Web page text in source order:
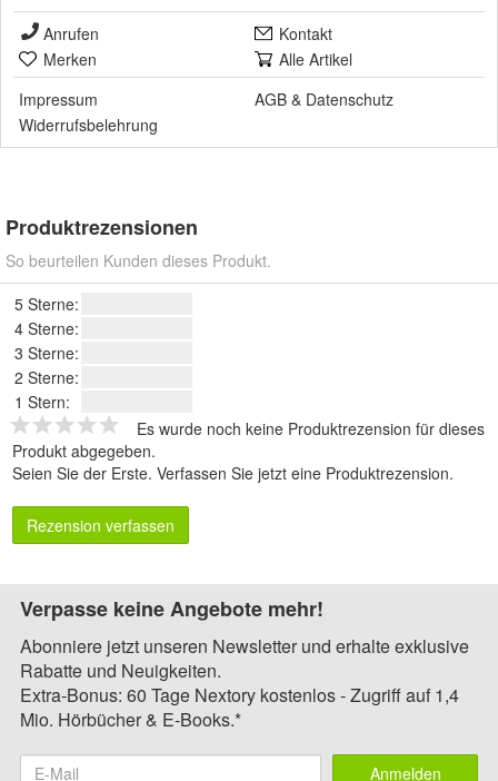
Anrufen
Kontakt
Merken
Alle Artikel
Impressum
AGB & Datenschutz
Widerrufsbelehrung
Produktrezensionen
So beurteilen Kunden dieses Produkt.
5 Sterne:
4 Sterne:
3 Sterne:
2 Sterne:
1 Stern:
Es wurde noch keine Produktrezension für dieses
Produkt abgegeben.
Seien Sie der Erste. Verfassen Sie jetzt eine Produktrezension.
Rezension verfassen
Verpasse keine Angebote mehr!
Abonniere jetzt unseren Newsletter und erhalte exklusive
Rabatte und Neuigkeiten.
Extra-Bonus: 60 Tage Nextory kostenlos - Zugriff auf 1,4
Mio. Hörbücher & E-Books.*
Anmelden